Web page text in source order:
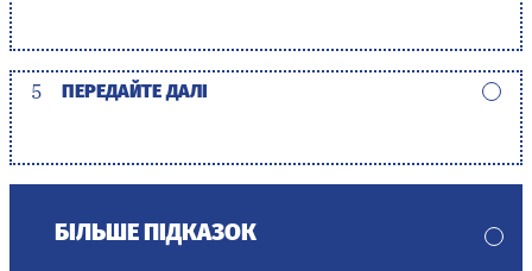
5 ПЕРЕДАЙТЕ ДАЛІ
БІЛЬШЕ ПІДКАЗОК